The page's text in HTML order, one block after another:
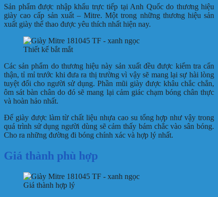
Sản phẩm được nhập khẩu trực tiếp tại Anh Quốc do thương hiệu
giày cao cấp sản xuất – Mitre. Một trong những thương hiệu sản
xuất giày thể thao được yêu thích nhất hiện nay.
Thiết kế bắt mắt
Các sản phẩm do thương hiệu này sản xuất đều được kiểm tra cẩn
thận, tỉ mỉ trước khi đưa ra thị trường vì vậy sẽ mang lại sự hài lòng
tuyệt đối cho người sử dụng. Phần mũi giày được khâu chắc chắn,
ôm sát bàn chân do đó sẽ mang lại cảm giác chạm bóng chân thực
và hoàn hảo nhất.
Đế giày được làm từ chất liệu nhựa cao su tổng hợp như vậy trong
quá trình sử dụng người dùng sẽ cảm thấy bám chắc vào sân bóng.
Cho ra những đường đi bóng chính xác và hợp lý nhất.
Giá thành phù hợp
Giá thành hợp lý